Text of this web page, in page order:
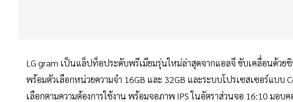
LG gram เป็นแล็ปท็อประดับพรีเมียมรุ่นใหม่ล่าสุดจากแอลจี ขับเคลื่อนด้วย
พร้อมตัวเลือกหน่วยความจำ 16GB และ 32GB และระบบโปรเซสเซอร์แบบ
เลือกตามความต้องการใช้งาน พร้อมจอภาพ IPS ในอัตราส่วนจอ 16:10 มอบ